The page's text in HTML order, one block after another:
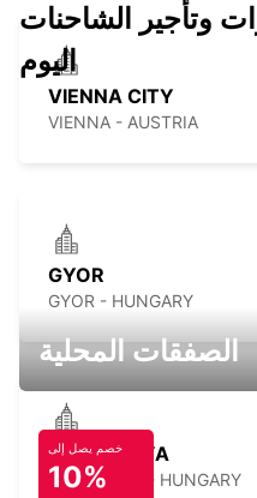
VIENNA CITY
VIENNA - AUSTRIA
GYOR
GYOR - HUNGARY
TATABANYA
TATABANYA - HUNGARY
وتأجير الشاحنات
اليوم
الصفقات المحلية
خصم يصل إلى
10%